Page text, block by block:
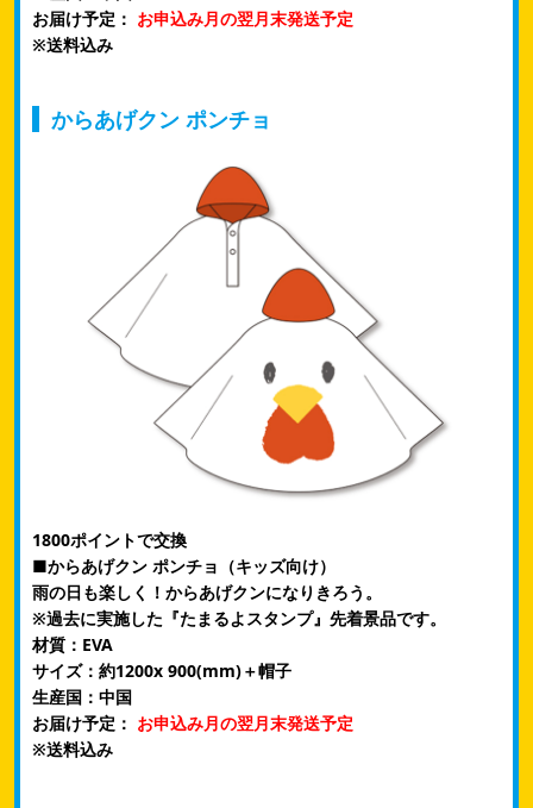
お届け予定： お申込み月の翌月末発送予定
※送料込み
からあげクン ポンチョ
1800ポイントで交換
■からあげクン ポンチョ（キッズ向け）
雨の日も楽しく！からあげクンになりきろう。
※過去に実施した『たまるよスタンプ』先着景品です。
材質：EVA
サイズ：約1200x 900(mm)＋帽子
生産国：中国
お届け予定： お申込み月の翌月末発送予定
※送料込み